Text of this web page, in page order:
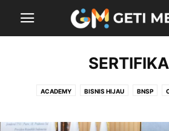
ACADEMY BISNIS HIJAU BNSP
INDUSTRI KEBIJAKAN LIFE LOGISTIK